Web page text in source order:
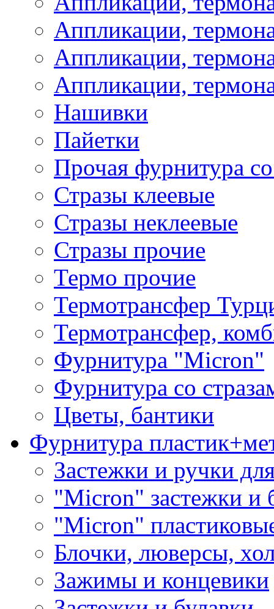
Аппликации,
Аппликации,
Аппликации,
Нашивки
Пайетки
Прочая фурнитура
Стразы клеевые
Стразы неклеевые
Стразы прочие
Термо прочие
Термотрансфер
Термотрансфер,
Фурнитура "Micron"
Фурнитура со
Цветы, бантики
Фурнитура
Застежки и ручки
"Micron" застежки и
"Micron"
Блочки, люверсы,
Зажимы и концевики